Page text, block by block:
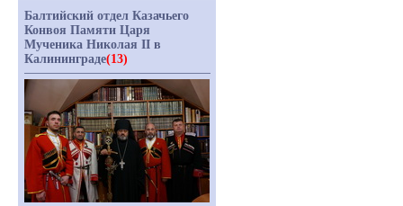
Балтийский отдел Казачьего
Конвоя Памяти Царя
Мученика Николая II в
Калининграде(13)